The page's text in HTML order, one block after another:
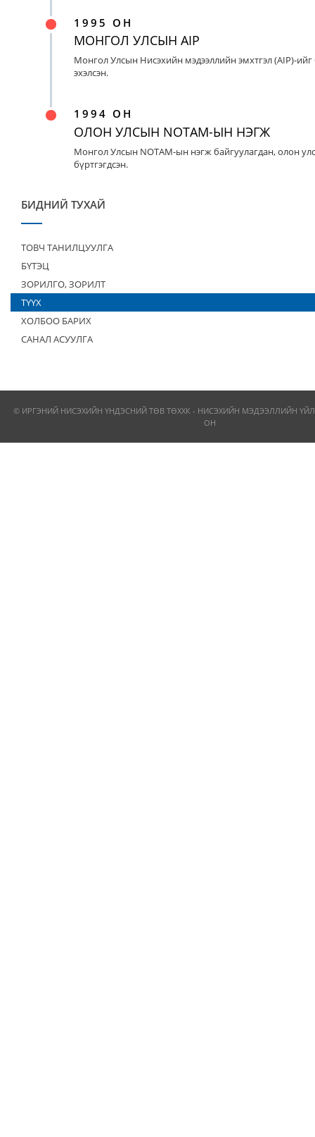
1995 ОН
МОНГОЛ УЛСЫН AIP
Монгол Улсын Нисэхийн мэдээллийн эмхтгэл (AIP)-
эхэлсэн.
1994 ОН
ОЛОН УЛСЫН NOTAM-ЫН НЭГЖ
Монгол Улсын NOTAM-ын нэгж байгуулагдан, олон
бүртгэгдсэн.
БИДНИЙ ТУХАЙ
ТОВЧ ТАНИЛЦУУЛГА
БҮТЭЦ
ЗОРИЛГО, ЗОРИЛТ
ТҮҮХ
ХОЛБОО БАРИХ
САНАЛ АСУУЛГА
© ИРГЭНИЙ НИСЭХИЙН ҮНДЭСНИЙ ТӨВ ТӨХХК - НИСЭХИЙН МЭДЭЭЛЛИЙН
ОН